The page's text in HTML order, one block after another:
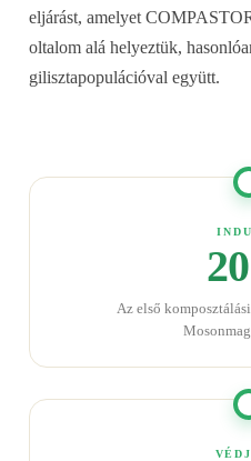
eljárást, amelyet
oltalom alá helyeztük,
gilisztapopulációval együtt.
Az első